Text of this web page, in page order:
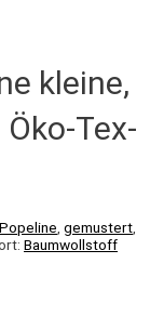
kleine,
Tex-
gemustert
Baumwollstoff